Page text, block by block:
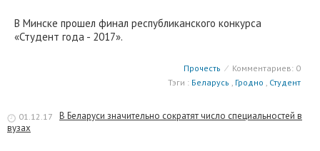
В Минске прошел финал республиканского конкурса
«Студент года - 2017».
Прочесть ⁄ Комментариев: 0
Тэги : Беларусь , Гродно , Студент
01.12.17
В Беларуси значительно сократят число специальностей в
вузах